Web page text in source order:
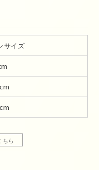
サイズ
ちら